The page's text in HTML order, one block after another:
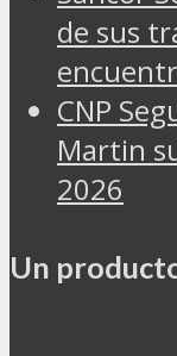
de sus
CNP
Martin
2026
Un